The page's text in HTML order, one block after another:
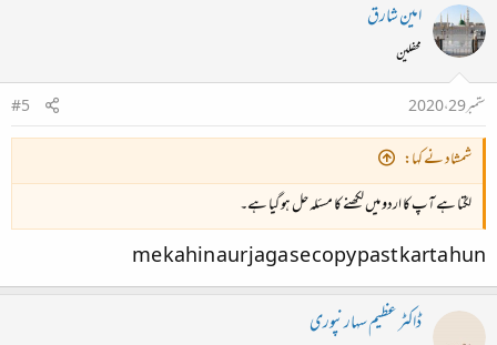
امین شارق
محفلین
ستمبر 29، 2020
#5
شمشاد نے کہا:
لگتا ہے آپ کا اردو میں لکھنے کا مسئلہ حل ہو گیا ہے۔
me kahin aur jaga se copy past karta hun
ڈاکٹر عظیم سہارنپوری